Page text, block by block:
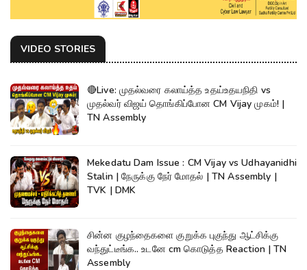
VIDEO STORIES
🔴Live: முதல்வரை கலாய்த்த உதய்உதயநிதி vs
முதல்வர் விஜய் தொங்கிப்போன CM Vijay முகம்! |
TN Assembly
Mekedatu Dam Issue : CM Vijay vs Udhayanidhi
Stalin | நேருக்கு நேர் மோதல் | TN Assembly |
TVK | DMK
சின்ன குழந்தைகளை குறுக்க புகுந்து ஆட்சிக்கு
வந்துட்டீங்க.. உடனே cm கொடுத்த Reaction | TN
Assembly